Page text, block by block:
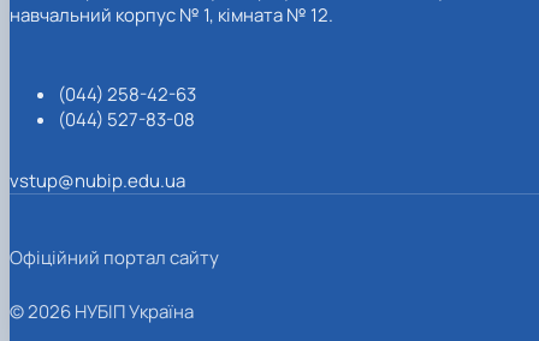
навчальний корпус № 1, кімната № 12.
(044) 258-42-63
(044) 527-83-08
vstup@nubip.edu.ua
Офіційний портал сайту
© 2026 НУБІП Україна